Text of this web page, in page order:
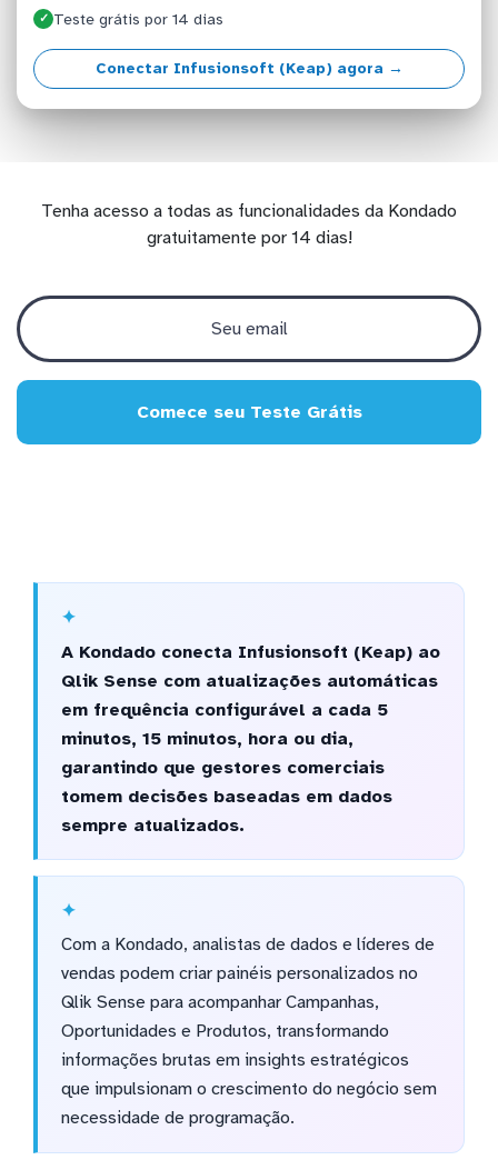
✓ Teste grátis por 14 dias
Conectar Infusionsoft (Keap) agora →
Tenha acesso a todas as funcionalidades da Kondado
gratuitamente por 14 dias!
Comece seu Teste Grátis
A Kondado conecta Infusionsoft (Keap) ao
Qlik Sense com atualizações automáticas
em frequência configurável a cada 5
minutos, 15 minutos, hora ou dia,
garantindo que gestores comerciais
tomem decisões baseadas em dados
sempre atualizados.
Com a Kondado, analistas de dados e líderes de
vendas podem criar painéis personalizados no
Qlik Sense para acompanhar Campanhas,
Oportunidades e Produtos, transformando
informações brutas em insights estratégicos
que impulsionam o crescimento do negócio sem
necessidade de programação.